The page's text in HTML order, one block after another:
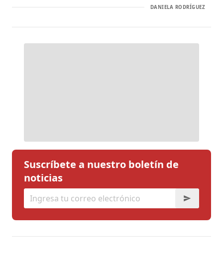
DANIELA RODRÍGUEZ
Suscríbete a nuestro boletín de
noticias